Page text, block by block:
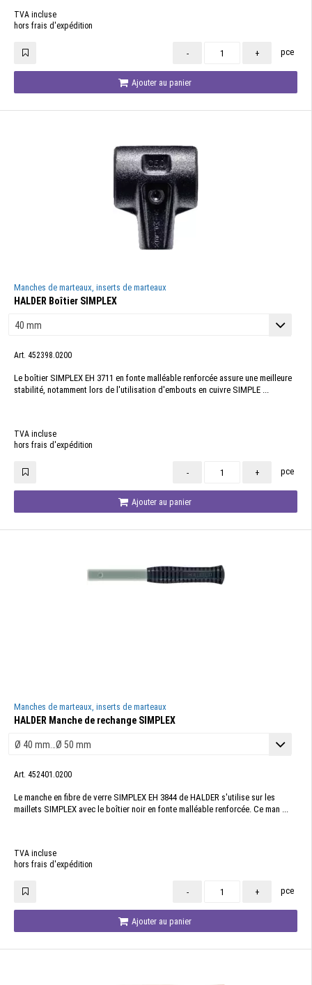
TVA incluse
hors frais d'expédition
- + pce
Ajouter au panier
Manches de marteaux, inserts de marteaux
HALDER Boîtier SIMPLEX
Art. 452398.0200
Le boîtier SIMPLEX EH 3711 en fonte malléable renforcée assure une meilleure
stabilité, notamment lors de l'utilisation d'embouts en cuivre SIMPLE ...
TVA incluse
hors frais d'expédition
- + pce
Ajouter au panier
Manches de marteaux, inserts de marteaux
HALDER Manche de rechange SIMPLEX
Art. 452401.0200
Le manche en fibre de verre SIMPLEX EH 3844 de HALDER s'utilise sur les
maillets SIMPLEX avec le boîtier noir en fonte malléable renforcée. Ce man ...
TVA incluse
hors frais d'expédition
- + pce
Ajouter au panier